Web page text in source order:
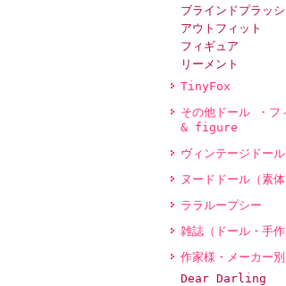
ブラインドプラッ
アウトフィット
フィギュア
リーメント
TinyFox
その他ドール ・
& figure
ヴィンテージドール
ヌードドール（素体
ララループシー
雑誌（ドール・手
作家様・メーカー
Dear Darling